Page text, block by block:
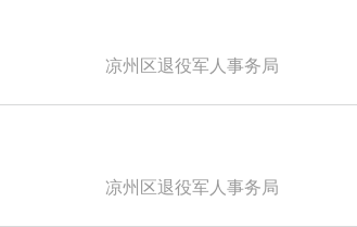
凉州区退役军人事务局
凉州区退役军人事务局